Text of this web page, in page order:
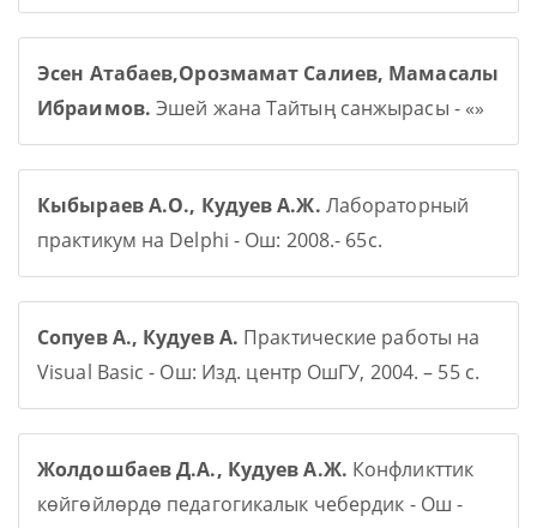
Эсен Атабаев,Орозмамат Салиев, Мамасалы
Ибраимов. Эшей жана Тайтың санжырасы - «»
Кыбыраев А.О., Кудуев А.Ж. Лабораторный
практикум на Delphi - Ош: 2008.- 65с.
Сопуев А., Кудуев А. Практические работы на
Visual Basic - Ош: Изд. центр ОшГУ, 2004. – 55 с.
Жолдошбаев Д.А., Кудуев А.Ж. Конфликттик
көйгөйлөрдө педагогикалык чебердик - Ош -